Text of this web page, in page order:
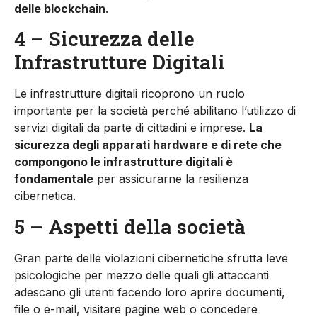
delle blockchain.
4 – Sicurezza delle
Infrastrutture Digitali
Le infrastrutture digitali ricoprono un ruolo
importante per la società perché abilitano l’utilizzo di
servizi digitali da parte di cittadini e imprese. La
sicurezza degli apparati hardware e di rete che
compongono le infrastrutture digitali è
fondamentale per assicurarne la resilienza
cibernetica.
5 – Aspetti della società
Gran parte delle violazioni cibernetiche sfrutta leve
psicologiche per mezzo delle quali gli attaccanti
adescano gli utenti facendo loro aprire documenti,
file o e-mail, visitare pagine web o concedere